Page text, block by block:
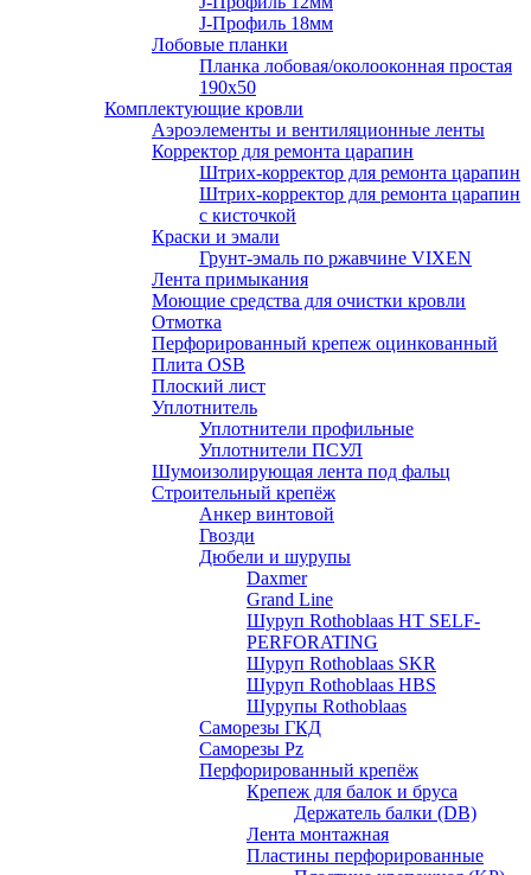
J-Профиль 18мм
Лобовые планки
Планка лобовая/околооконная простая
190х50
Комплектующие кровли
Аэроэлементы и вентиляционные ленты
Корректор для ремонта царапин
Штрих-корректор для ремонта царапин
Штрих-корректор для ремонта царапин
с кисточкой
Краски и эмали
Грунт-эмаль по ржавчине VIXEN
Лента примыкания
Моющие средства для очистки кровли
Отмотка
Перфорированный крепеж оцинкованный
Плита OSB
Плоский лист
Уплотнитель
Уплотнители профильные
Уплотнители ПСУЛ
Шумоизолирующая лента под фальц
Строительный крепёж
Анкер винтовой
Гвозди
Дюбели и шурупы
Daxmer
Grand Line
Шуруп Rothoblaas HT SELF-
PERFORATING
Шуруп Rothoblaas SKR
Шуруп Rothoblaas НВS
Шурупы Rothoblaas
Саморeзы ГКД
Саморезы Pz
Перфорированный крепёж
Крепеж для балок и бруса
Держатель балки (DB)
Лента монтажнaя
Пластины перфорированные